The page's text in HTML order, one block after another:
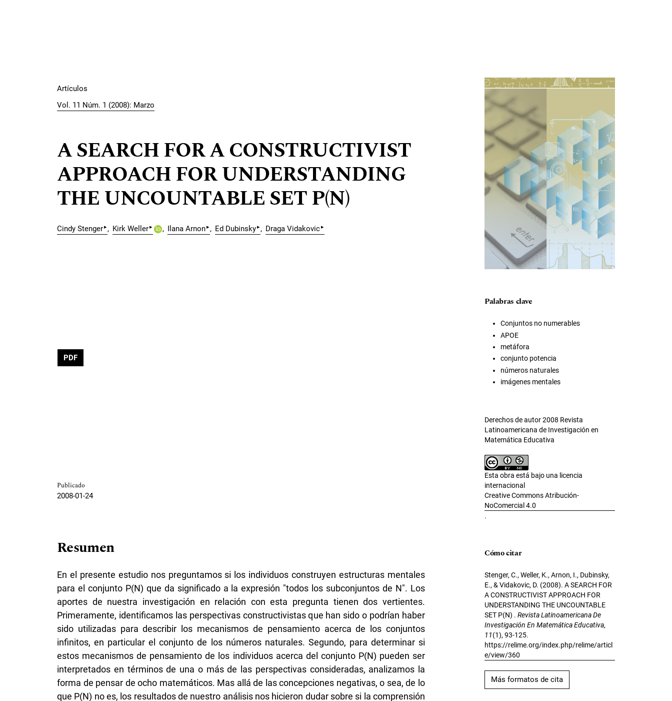
Artículos
Vol. 11 Núm. 1 (2008): Marzo
A SEARCH FOR A CONSTRUCTIVIST
APPROACH FOR UNDERSTANDING
THE UNCOUNTABLE SET P(N)
Cindy Stenger▸ Kirk Weller▸ Ilana Arnon▸ Ed Dubinsky▸ Draga Vidakovic▸
PDF
Publicado
2008-01-24
Resumen
En el presente estudio nos preguntamos si los individuos construyen estructuras mentales
para el conjunto P(N) que da significado a la expresión "todos los subconjuntos de N". Los
aportes de nuestra investigación en relación con esta pregunta tienen dos vertientes.
Primeramente, identificamos las perspectivas constructivistas que han sido o podrían haber
sido utilizadas para describir los mecanismos de pensamiento acerca de los conjuntos
infinitos, en particular el conjunto de los números naturales. Segundo, para determinar si
estos mecanismos de pensamiento de los individuos acerca del conjunto P(N) pueden ser
interpretados en términos de una o más de las perspectivas consideradas, analizamos la
forma de pensar de ocho matemáticos. Mas allá de las concepciones negativas, o sea, de lo
que P(N) no es, los resultados de nuestro análisis nos hicieron dudar sobre si la comprensión
Imagen de portada
Palabras clave
Conjuntos no numerables
APOE
metáfora
conjunto potencia
números naturales
imágenes mentales
Derechos de autor 2008 Revista
Latinoamericana de Investigación en
Matemática Educativa
Esta obra está bajo una licencia
internacional
Creative Commons Atribución-
NoComercial 4.0
.
Cómo citar
Stenger, C., Weller, K., Arnon, I., Dubinsky,
E., & Vidakovic, D. (2008). A SEARCH FOR
A CONSTRUCTIVIST APPROACH FOR
UNDERSTANDING THE UNCOUNTABLE
SET P(N) . Revista Latinoamericana De
Investigación En Matemática Educativa,
11(1), 93-125.
https://relime.org/index.php/relime/articl
e/view/360
Más formatos de cita